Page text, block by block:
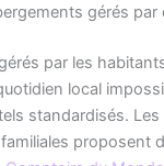
gérés
par les
local
standardisés.
proposent